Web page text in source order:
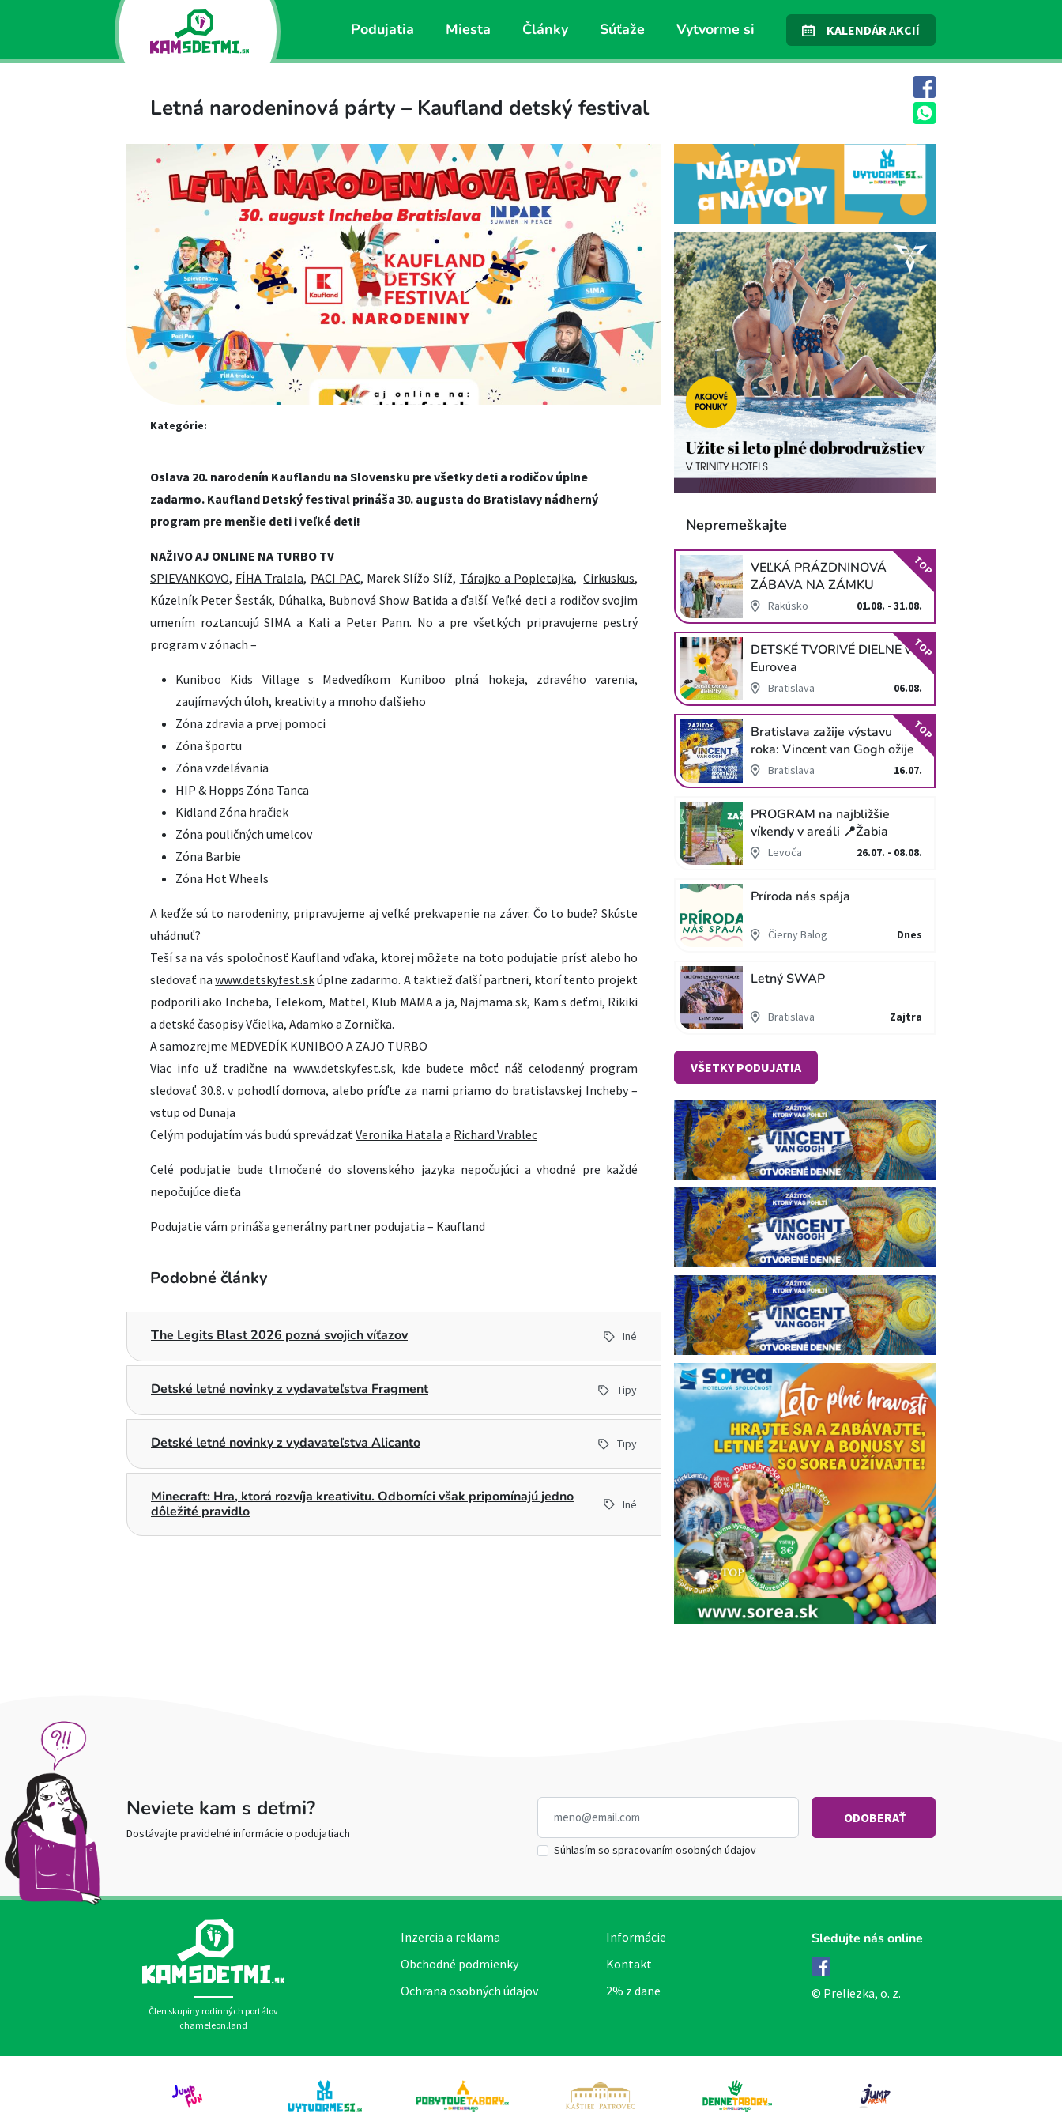
Podujatia Miesta Články Súťaže Vytvorme si KALENDÁR AKCIÍ
Letná narodeninová párty – Kaufland detský festival
Kategórie:
Oslava 20. narodenín Kauflandu na Slovensku pre všetky deti a rodičov úplne
zadarmo. Kaufland Detský festival prináša 30. augusta do Bratislavy nádherný
program pre menšie deti i veľké deti!
NAŽIVO AJ ONLINE NA TURBO TV
SPIEVANKOVO, FÍHA Tralala, PACI PAC, Marek Slížo Slíž, Tárajko a Popletajka,Cirkuskus,
Kúzelník Peter Šesták, Dúhalka, Bubnová Show Batida a ďalší. Veľké deti a rodičov svojim
umením roztancujúSIMA a Kali a Peter Pann. No a pre všetkých pripravujeme pestrý
program v zónach –
Kuniboo Kids Village s Medvedíkom Kuniboo plná hokeja, zdravého varenia,
zaujímavých úloh, kreativity a mnoho ďalšieho
Zóna zdravia a prvej pomoci
Zóna športu
Zóna vzdelávania
HIP & Hopps Zóna Tanca
Kidland Zóna hračiek
Zóna pouličných umelcov
Zóna Barbie
Zóna Hot Wheels
A keďže sú to narodeniny, pripravujeme aj veľké prekvapenie na záver. Čo to bude? Skúste
uhádnuť?
Teší sa na vás spoločnosť Kaufland vďaka, ktorej môžete na toto podujatie prísť alebo ho
sledovať nawww.detskyfest.skúplne zadarmo. A taktiež ďalší partneri, ktorí tento projekt
podporili ako Incheba, Telekom, Mattel, Klub MAMA a ja, Najmama.sk, Kam s deťmi, Rikiki
a detské časopisy Včielka, Adamko a Zornička.
A samozrejme MEDVEDÍK KUNIBOO A ZAJO TURBO
Viac info už tradične na www.detskyfest.sk, kde budete môcť náš celodenný program
sledovať 30.8. v pohodlí domova, alebo príďte za nami priamo do bratislavskej Incheby –
vstup od Dunaja
Celým podujatím vás budú sprevádzaťVeronika Hatala a Richard Vrablec
Celé podujatie bude tlmočené do slovenského jazyka nepočujúci a vhodné pre každé
nepočujúce dieťa
Podujatie vám prináša generálny partner podujatia – Kaufland
Podobné články
The Legits Blast 2026 pozná svojich víťazov Iné
Detské letné novinky z vydavateľstva Fragment Tipy
Detské letné novinky z vydavateľstva Alicanto Tipy
Minecraft: Hra, ktorá rozvíja kreativitu. Odborníci však pripomínajú jedno
dôležité pravidlo
Iné
Nepremeškajte
VEĽKÁ PRÁZDNINOVÁ
ZÁBAVA NA ZÁMKU
SCHLOSS HOF
Rakúsko 01.08. - 31.08.
TOP
DETSKÉ TVORIVÉ DIELNE v
Eurovea
Bratislava 06.08.
TOP
Bratislava zažije výstavu
roka: Vincent van Gogh ožije
v unikátnej imerzívnej šou!
Bratislava 16.07.
TOP
PROGRAM na najbližšie
víkendy v areáli 📍Žabia
cestaLevoča 26.07. - 08.08.
Príroda nás spája
Čierny Balog Dnes
Letný SWAP
Bratislava Zajtra
VŠETKY PODUJATIA
Neviete kam s deťmi?
Dostávajte pravidelné informácie o podujatiach
Súhlasím so spracovaním osobných údajov
Člen skupiny rodinných portálov
chameleon.land
Inzercia a reklama
Obchodné podmienky
Ochrana osobných údajov
Informácie
Kontakt
2% z dane
Sledujte nás online
© Preliezka, o. z.